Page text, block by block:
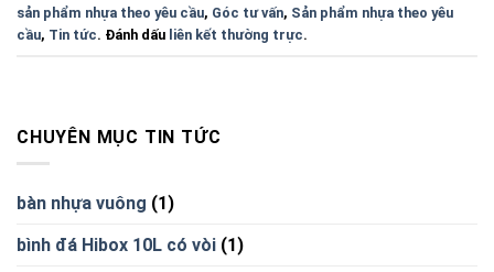
sản phẩm nhựa theo yêu cầu, Góc tư vấn, Sản phẩm nhựa theo yêu
cầu, Tin tức. Đánh dấu liên kết thường trực.
CHUYÊN MỤC TIN TỨC
bàn nhựa vuông (1)
bình đá Hibox 10L có vòi (1)